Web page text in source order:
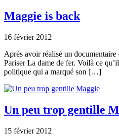
Maggie is back
16 février 2012
Après avoir réalisé un
Pariser La dame de fer. Voilà ce
politique qui a marqué son […]
Un peu trop gentille
15 février 2012